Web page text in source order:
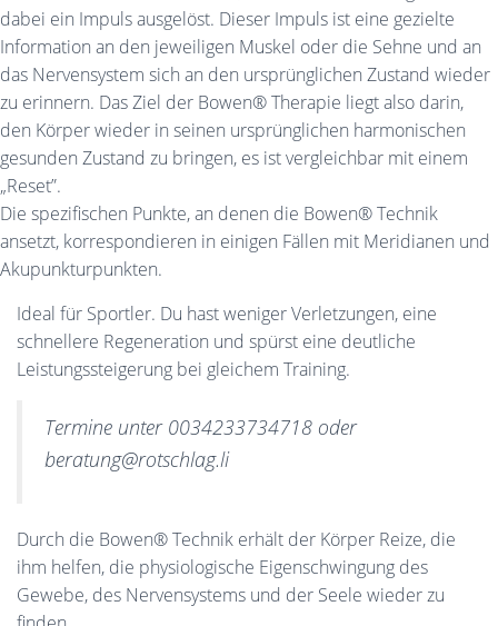
dabei ein Impuls ausgelöst. Dieser Impuls ist eine gezielte
Information an den jeweiligen Muskel oder die Sehne und an
das Nervensystem sich an den ursprünglichen Zustand wieder
zu erinnern. Das Ziel der Bowen® Therapie liegt also darin,
den Körper wieder in seinen ursprünglichen harmonischen
gesunden Zustand zu bringen, es ist vergleichbar mit einem
„Reset”.
Die spezifischen Punkte, an denen die Bowen® Technik
ansetzt, korrespondieren in einigen Fällen mit Meridianen und
Akupunkturpunkten.
Ideal für Sportler. Du hast weniger Verletzungen, eine
schnellere Regeneration und spürst eine deutliche
Leistungssteigerung bei gleichem Training.
Termine unter 0034233734718 oder
beratung@rotschlag.li
Durch die Bowen® Technik erhält der Körper Reize, die
ihm helfen, die physiologische Eigenschwingung des
Gewebe, des Nervensystems und der Seele wieder zu